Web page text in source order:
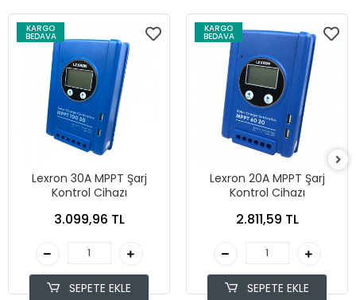
KARGO
BEDAVA
Lexron 30A MPPT Şarj
Kontrol Cihazı
3.099,96 TL
SEPETE EKLE
KARGO
BEDAVA
Lexron 20A MPPT Şarj
Kontrol Cihazı
2.811,59 TL
SEPETE EKLE